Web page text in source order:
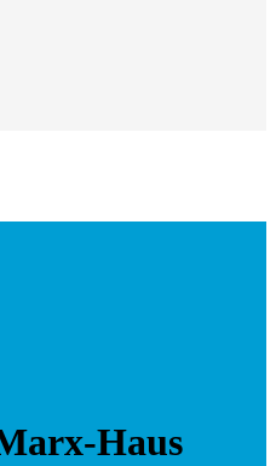
Haus